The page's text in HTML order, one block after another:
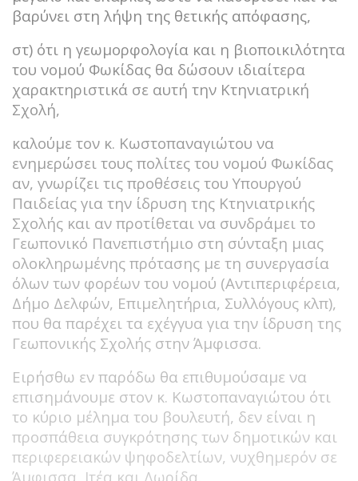
βαρύνει στη λήψη της θετικής απόφασης,
στ) ότι η γεωμορφολογία και η βιοποικιλότητα
του νομού Φωκίδας θα δώσουν ιδιαίτερα
χαρακτηριστικά σε αυτή την Κτηνιατρική
Σχολή,
καλούμε τον κ. Κωστοπαναγιώτου να
ενημερώσει τους πολίτες του νομού Φωκίδας
αν, γνωρίζει τις προθέσεις του Υπουργού
Παιδείας για την ίδρυση της Κτηνιατρικής
Σχολής και αν προτίθεται να συνδράμει το
Γεωπονικό Πανεπιστήμιο στη σύνταξη μιας
ολοκληρωμένης πρότασης με τη συνεργασία
όλων των φορέων του νομού (Αντιπεριφέρεια,
Δήμο Δελφών, Επιμελητήρια, Συλλόγους κλπ),
που θα παρέχει τα εχέγγυα για την ίδρυση της
Γεωπονικής Σχολής στην Άμφισσα.
Ειρήσθω εν παρόδω θα επιθυμούσαμε να
επισημάνουμε στον κ. Κωστοπαναγιώτου ότι
το κύριο μέλημα του βουλευτή, δεν είναι η
προσπάθεια συγκρότησης των δημοτικών και
περιφερειακών ψηφοδελτίων, νυχθημερόν σε
Άμφισσα, Ιτέα και Δωρίδα.